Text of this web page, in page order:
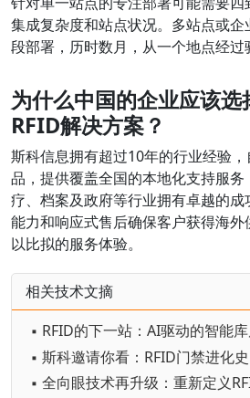
集成复杂度和站点状况。多站点或
段部署，历时数月，从一个地点经过
为什么中国的企业应该
RFID解决方案？
斯科信息拥有超过10年的行业经验
品，提供覆盖全国的本地化支持服
疗、档案及政府等行业拥有卓越的
能力和响应式售后确保客户获得海
以比拟的服务体验。
相关技术文摘
▪ RFID的下一站：AI驱动的智能
▪ 斯科邀请你看：RFID门禁进化史
▪ 全向眼技术再升级：重新定义